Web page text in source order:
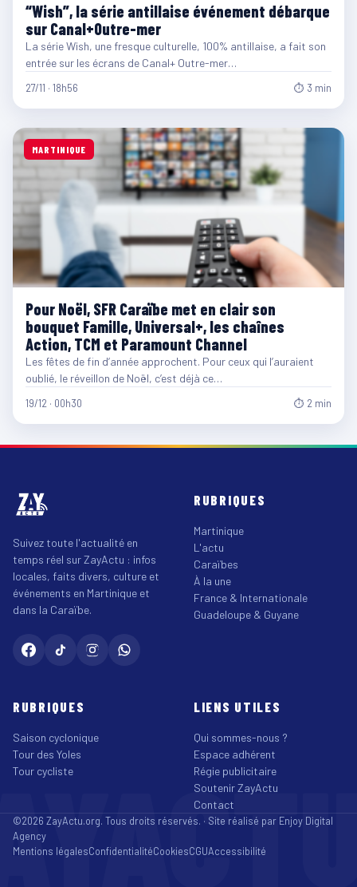
“Wish”, la série antillaise événement débarque
sur Canal+Outre-mer
La série Wish, une fresque culturelle, 100% antillaise, a fait son
entrée sur les écrans de Canal+ Outre-mer…
27/11 · 18h56 ⏱ 3 min
MARTINIQUE
Pour Noël, SFR Caraïbe met en clair son
bouquet Famille, Universal+, les chaînes
Action, TCM et Paramount Channel
Les fêtes de fin d’année approchent. Pour ceux qui l’auraient
oublié, le réveillon de Noël, c’est déjà ce…
19/12 · 00h30 ⏱ 2 min
Suivez toute l'actualité en
temps réel sur ZayActu : infos
locales, faits divers, culture et
événements en Martinique et
dans la Caraïbe.
RUBRIQUES
Martinique
L'actu
Caraïbes
À la une
France & Internationale
Guadeloupe & Guyane
RUBRIQUES
Saison cyclonique
Tour des Yoles
Tour cycliste
LIENS UTILES
Qui sommes-nous ?
Espace adhérent
Régie publicitaire
Soutenir ZayActu
Contact
©2026 ZayActu.org. Tous droits réservés. · Site réalisé par Enjoy Digital
Agency
Mentions légalesConfidentialitéCookiesCGUAccessibilité